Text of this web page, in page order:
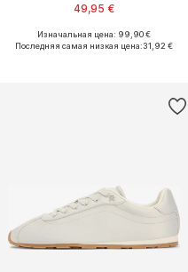
49,95 €
Доступные размеры: 36, 37, 38, 39, 40, 41
Изначальная цена: 99,90 €
Последняя самая низкая цена:31,92 €